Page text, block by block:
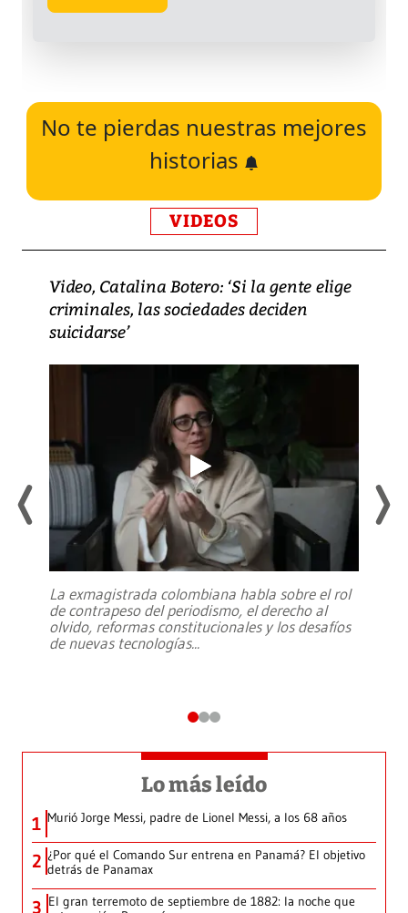
No te pierdas nuestras mejores
historias
VIDEOS
Video, Catalina Botero: ‘Si la gente elige
criminales, las sociedades deciden
suicidarse’
La exmagistrada colombiana habla sobre el rol
de contrapeso del periodismo, el derecho al
olvido, reformas constitucionales y los desafíos
de nuevas tecnologías...
Lo más leído
1 Murió Jorge Messi, padre de Lionel Messi, a los 68 años
2 ¿Por qué el Comando Sur entrena en Panamá? El objetivo
detrás de Panamax
3 El gran terremoto de septiembre de 1882: la noche que